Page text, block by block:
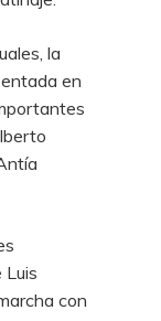
la
en
Luis
con